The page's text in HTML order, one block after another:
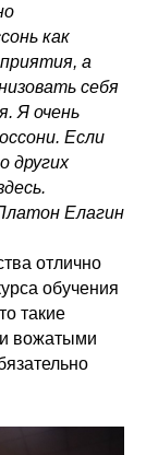
как
а
себя
Я очень
Если
других
Елагин
отлично
обучения
такие
вожатыми